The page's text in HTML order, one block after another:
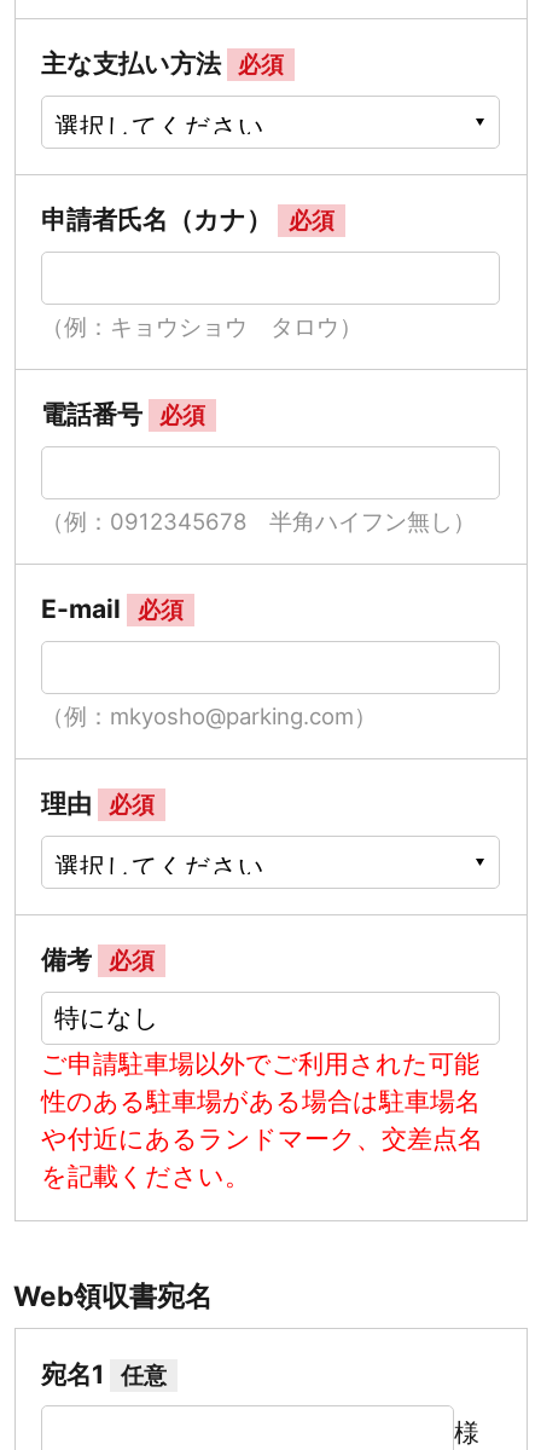
主な支払い方法 必須
申請者氏名（カナ） 必須
（例：キョウショウ タロウ）
電話番号 必須
（例：0912345678 半角ハイフン無し）
E-mail 必須
（例：mkyosho@parking.com）
理由 必須
備考 必須
ご申請駐車場以外でご利用された可能
性のある駐車場がある場合は駐車場名
や付近にあるランドマーク、交差点名
を記載ください。
Web領収書宛名
宛名1 任意
様